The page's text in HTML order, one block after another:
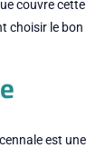
couvre cette
choisir le bon
est une